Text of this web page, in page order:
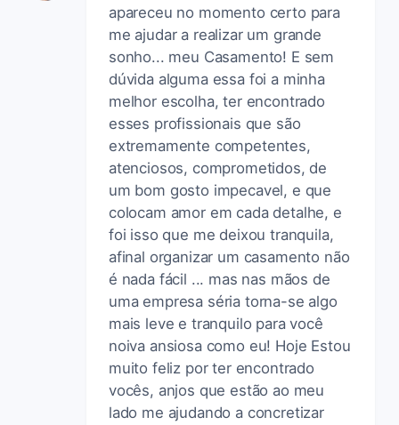
apareceu no momento certo para
me ajudar a realizar um grande
sonho... meu Casamento! E sem
dúvida alguma essa foi a minha
melhor escolha, ter encontrado
esses profissionais que são
extremamente competentes,
atenciosos, comprometidos, de
um bom gosto impecavel, e que
colocam amor em cada detalhe, e
foi isso que me deixou tranquila,
afinal organizar um casamento não
é nada fácil ... mas nas mãos de
uma empresa séria torna-se algo
mais leve e tranquilo para você
noiva ansiosa como eu! Hoje Estou
muito feliz por ter encontrado
vocês, anjos que estão ao meu
lado me ajudando a concretizar